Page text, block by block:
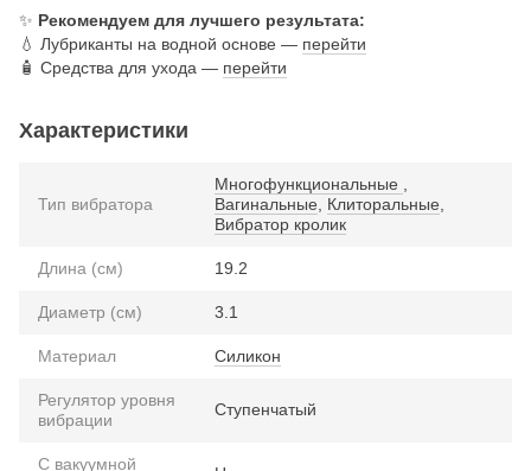
✨ Рекомендуем для лучшего результата:
💧 Лубриканты на водной основе — перейти
🧴 Средства для ухода — перейти
Характеристики
Тип вибратора
Многофункциональные
Вагинальные
Клиторальные
Вибратор кролик
Длина (см) 19.2
Диаметр (см) 3.1
Материал Силикон
Регулятор уровня
вибрации
Ступенчатый
С вакуумной